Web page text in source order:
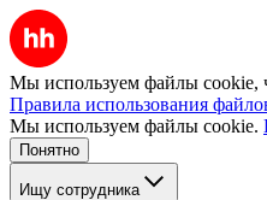
Мы используем файлы cookie,
Правила использования
Мы используем файлы cookie.
Понятно
Ищу сотрудника